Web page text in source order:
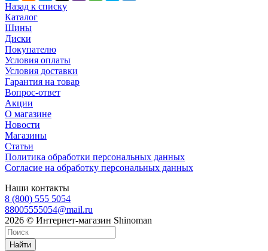
Назад к списку
Каталог
Шины
Диски
Покупателю
Условия оплаты
Условия доставки
Гарантия на товар
Вопрос-ответ
Акции
О магазине
Новости
Магазины
Статьи
Политика обработки персональных данных
Согласие на обработку персональных данных
Наши контакты
8 (800) 555 5054
88005555054@mail.ru
2026 © Интернет-магазин Shinoman
Найти